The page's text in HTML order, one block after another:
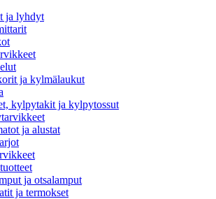
ja lyhdyt
ja kylmälaukut
kylpytakit ja kylpytossut
ja alustat
ja otsalamput
ja termokset